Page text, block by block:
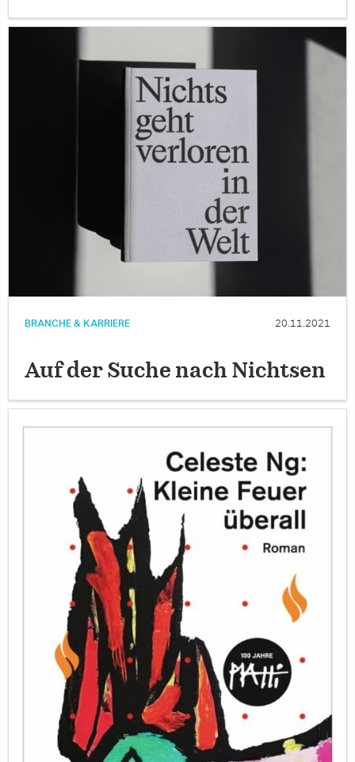
BRANCHE & KARRIERE 20.11.2021
Auf der Suche nach Nichtsen